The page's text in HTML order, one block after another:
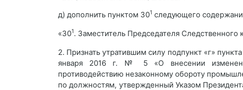
д) дополнить пунктом 301 следующего
«301. Заместитель Председателя
2. Признать утратившим силу подпункт «г»
января 2016 г. № 5 «О внесении
противодействию незаконному обороту
по должностям, утвержденный Указом